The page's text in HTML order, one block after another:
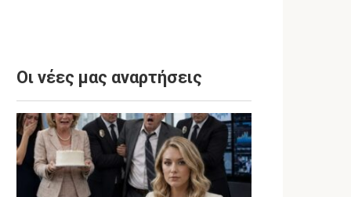
Οι νέες μας αναρτήσεις